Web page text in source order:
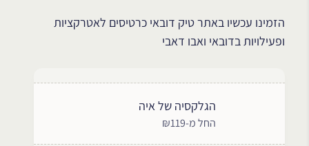
הזמינו עכשיו באתר טיק דובאי כרטיסים לאטרקציות
ופעילויות בדובאי ואבו דאבי
הגלקסיה של איה
החל מ-₪119